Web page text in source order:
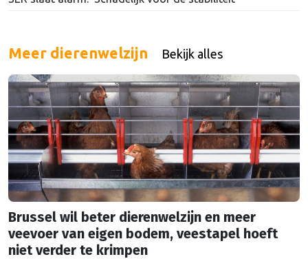
Meer dierenwelzijn Bekijk alles
Brussel wil beter dierenwelzijn en meer
veevoer van eigen bodem, veestapel hoeft
niet verder te krimpen